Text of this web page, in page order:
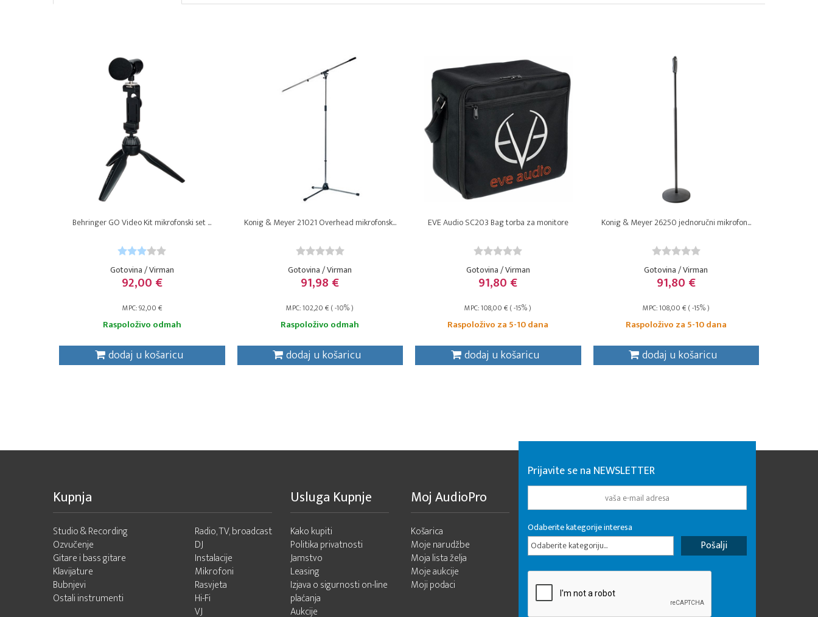
Behringer GO Video Kit mikrofonski set ...
Gotovina / Virman
92,00 €
MPC: 92,00 €
Raspoloživo odmah
dodaj u košaricu
Konig & Meyer 21021 Overhead mikrofonsk...
Gotovina / Virman
91,98 €
MPC: 102,20 € ( -10% )
Raspoloživo odmah
dodaj u košaricu
EVE Audio SC203 Bag torba za monitore
Gotovina / Virman
91,80 €
MPC: 108,00 € ( -15% )
Raspoloživo za 5-10 dana
dodaj u košaricu
Konig & Meyer 26250 jednoručni mikrofon...
Gotovina / Virman
91,80 €
MPC: 108,00 € ( -15% )
Raspoloživo za 5-10 dana
dodaj u košaricu
Kupnja
Studio & Recording
Ozvučenje
Gitare i bass gitare
Klavijature
Bubnjevi
Ostali instrumenti
Radio, TV, broadcast
DJ
Instalacije
Mikrofoni
Rasvjeta
Hi-Fi
VJ
Usluga Kupnje
Kako kupiti
Politika privatnosti
Jamstvo
Leasing
Izjava o sigurnosti on-line
plaćanja
Aukcije
Moj AudioPro
Košarica
Moje narudžbe
Moja lista želja
Moje aukcije
Moji podaci
Prijavite se na NEWSLETTER
Odaberite kategorije interesa
Odaberite kategoriju...